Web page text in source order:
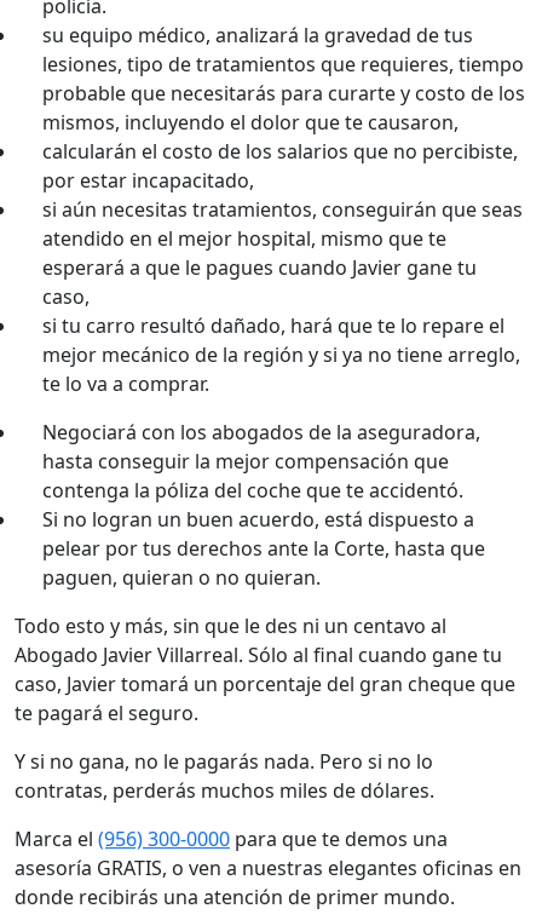
policía.
su equipo médico, analizará la gravedad de tus
lesiones, tipo de tratamientos que requieres, tiempo
probable que necesitarás para curarte y costo de los
mismos, incluyendo el dolor que te causaron,
calcularán el costo de los salarios que no percibiste,
por estar incapacitado,
si aún necesitas tratamientos, conseguirán que seas
atendido en el mejor hospital, mismo que te
esperará a que le pagues cuando Javier gane tu
caso,
si tu carro resultó dañado, hará que te lo repare el
mejor mecánico de la región y si ya no tiene arreglo,
te lo va a comprar.
Negociará con los abogados de la aseguradora,
hasta conseguir la mejor compensación que
contenga la póliza del coche que te accidentó.
Si no logran un buen acuerdo, está dispuesto a
pelear por tus derechos ante la Corte, hasta que
paguen, quieran o no quieran.
Todo esto y más, sin que le des ni un centavo al
Abogado Javier Villarreal. Sólo al final cuando gane tu
caso, Javier tomará un porcentaje del gran cheque que
te pagará el seguro.
Y si no gana, no le pagarás nada. Pero si no lo
contratas, perderás muchos miles de dólares.
Marca el (956) 300-0000 para que te demos una
asesoría GRATIS, o ven a nuestras elegantes oficinas en
donde recibirás una atención de primer mundo.